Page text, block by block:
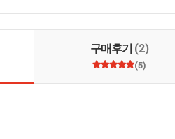
구매후기 (2)
(5)